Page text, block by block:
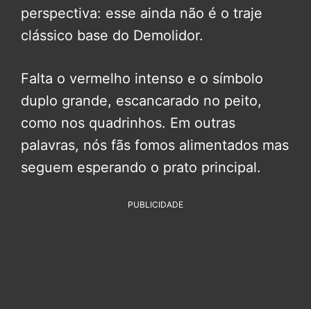
perspectiva: esse ainda não é o traje
clássico base do Demolidor.
Falta o vermelho intenso e o símbolo
duplo grande, escancarado no peito,
como nos quadrinhos. Em outras
palavras, nós fãs fomos alimentados mas
seguem esperando o prato principal.
PUBLICIDADE